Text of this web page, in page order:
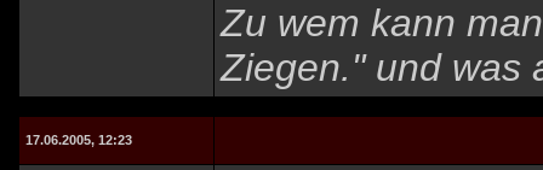
Zu wem kann
Ziegen." und was
17.06.2005, 12:23